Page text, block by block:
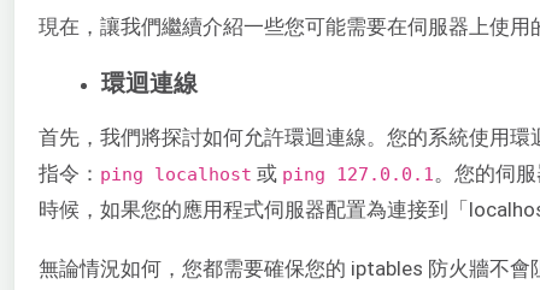
現在，讓我們繼續介紹一些您可能需要在伺服器上使
環迴連線
首先，我們將探討如何允許環迴連線。您的系統使用
指令：​ ping localhost​ 或 ​ping 127.0.0.1​ 。您的伺
時候，如果您的應用程式伺服器配置為連接到「
無論情況如何，您都需要確保您的 iptables 防火牆不